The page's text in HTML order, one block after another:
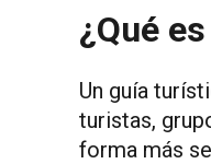
¿Qué
Un guía
turistas,
forma más